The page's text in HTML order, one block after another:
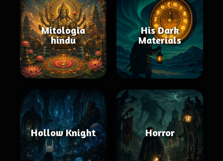
Mitologia
hindu
His Dark
Materials
Hollow Knight Horror